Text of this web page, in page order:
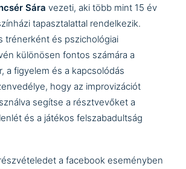
Sára vezeti, aki több mint 15 év
tapasztalattal rendelkezik.
trénerként és pszichológiai
különösen fontos számára a
a figyelem és a kapcsolódás
hogy az improvizációt
segítse a résztvevőket a
és a játékos felszabadultság
a facebook eseményben